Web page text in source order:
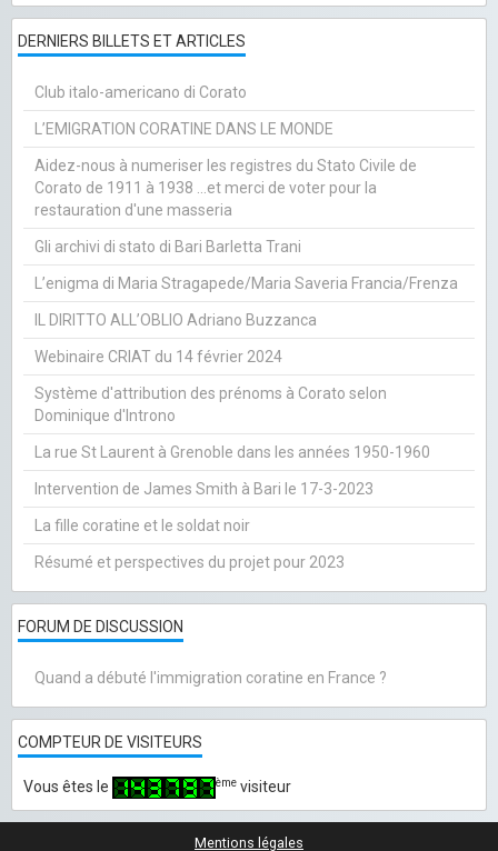
DERNIERS BILLETS ET ARTICLES
Club italo-americano di Corato
L’EMIGRATION CORATINE DANS LE MONDE
Aidez-nous à numeriser les registres du Stato Civile de
Corato de 1911 à 1938 ...et merci de voter pour la
restauration d'une masseria
Gli archivi di stato di Bari Barletta Trani
L’enigma di Maria Stragapede/Maria Saveria Francia/Frenza
IL DIRITTO ALL’OBLIO Adriano Buzzanca
Webinaire CRIAT du 14 février 2024
Système d'attribution des prénoms à Corato selon
Dominique d'Introno
La rue St Laurent à Grenoble dans les années 1950-1960
Intervention de James Smith à Bari le 17-3-2023
La fille coratine et le soldat noir
Résumé et perspectives du projet pour 2023
FORUM DE DISCUSSION
Quand a débuté l'immigration coratine en France ?
COMPTEUR DE VISITEURS
Vous êtes le ème visiteur
Mentions légales